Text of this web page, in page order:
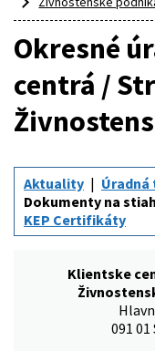
Okresné
centrá /
Aktuality
Úradná
Dokumenty na
KEP Certifikáty
Klientske
091